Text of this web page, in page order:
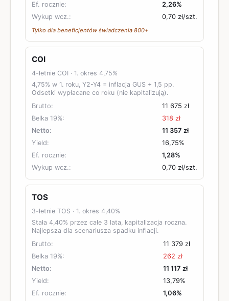
Ef. rocznie:
2,26%
Wykup wcz.:
0,70 zł/szt.
Tylko dla beneficjentów świadczenia 800+
COI
4-letnie COI · 1. okres 4,75%
4,75% w 1. roku, Y2-Y4 = inflacja GUS + 1,5 pp.
Odsetki wypłacane co roku (nie kapitalizują).
Brutto:
11 675 zł
Belka 19%:
318 zł
Netto:
11 357 zł
Yield:
16,75%
Ef. rocznie:
1,28%
Wykup wcz.:
0,70 zł/szt.
TOS
3-letnie TOS · 1. okres 4,40%
Stała 4,40% przez całe 3 lata, kapitalizacja roczna.
Najlepsza dla scenariusza spadku inflacji.
Brutto:
11 379 zł
Belka 19%:
262 zł
Netto:
11 117 zł
Yield:
13,79%
Ef. rocznie:
1,06%